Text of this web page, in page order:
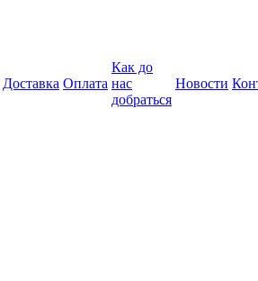
Доставка Оплата
Как до
нас
добраться
Новости